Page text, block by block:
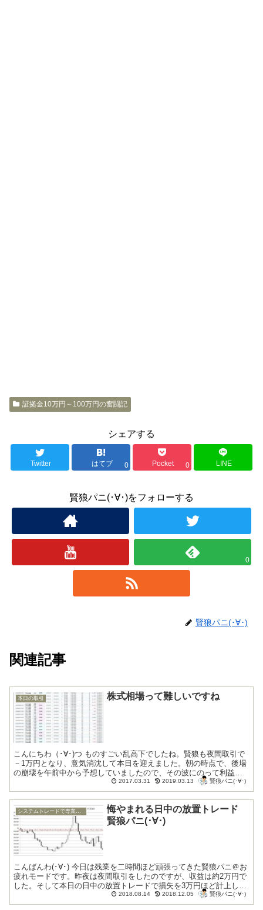
証拠金10万円～100万円の奮闘記
シェアする
Twitter はてブ 0 Pocket 0 LINE
賢狼パニ(･∀･)をフォローする
0
賢狼パニ(･∀･)
関連記事
本日の取引 株式相場って難しいですね
こんにちわ（･∀･)つ ものすごい乱高下でしたね。賢狼も夜間取引で
－1万円となり、意気消沈して本日を迎えました。朝の時点で、後場
の崩壊を午前中から予想していましたので、その波にのって利益を
出すことが出来ていたのですが、リバウン...
2017.03.31 2019.03.13 賢狼パニ(･∀･)
システムトレードで専業トレーダー復帰
悔やまれる日中の放置トレード
賢狼パニ(･∀･)
こんばんわ(･∀･) 今日は残業を二時間ほど頑張ってきた賢狼パニ＠お
疲れモードです。昨夜は夜間取引をしたのですが、収益は約2万円で
した。そして本日の日中の放置トレードで損失を3万円ほど計上して
しまい、トータルではマイナス1万円...
2018.08.14 2018.12.05 賢狼パニ(･∀･)